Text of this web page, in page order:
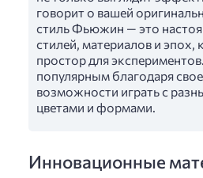
говорит о вашей
стиль Фьюжин — это
стилей, материалов и эпох,
простор для
популярным благодаря
возможности играть с
цветами и формами.
Инновационные